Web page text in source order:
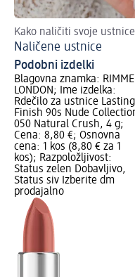
Kako naličiti svoje ustnice
Naličene ustnice
Podobni izdelki
Blagovna znamka:
LONDON; Ime izdelka:
Rdečilo za ustnice Lasting
Finish 90s Nude
050 Natural Crush, 4 g;
Cena: 8,80 €; Osnovna
cena: 1 kos (8,80 € za 1
kos); Razpoložljivost:
Status zelen Dobavljivo,
Status siv Izberite dm
prodajalno